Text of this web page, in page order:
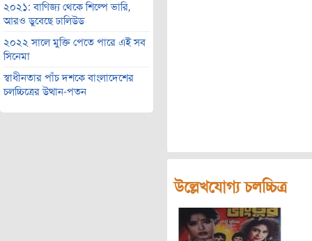
২০২১: বাণিজ্য থেকে শিল্পে ভারি,
আরও ডুবেছে ঢালিউড
২০২২ সালে মুক্তি পেতে পারে এই সব
সিনেমা
স্বাধীনতার পাঁচ দশকে বাংলাদেশের
চলচ্চিত্রের উত্থান-পতন
উল্লেখযোগ্য চলচ্চিত্র